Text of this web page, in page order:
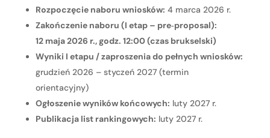
Rozpoczęcie naboru wniosków: 4 marca 2026 r.
Zakończenie naboru (I etap – pre‑proposal):
12 maja 2026 r., godz. 12:00 (czas brukselski)
Wyniki I etapu / zaproszenia do pełnych wniosków:
grudzień 2026 – styczeń 2027 (termin
orientacyjny)
Ogłoszenie wyników końcowych: luty 2027 r.
Publikacja list rankingowych: luty 2027 r.